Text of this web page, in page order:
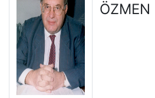
ÖZMEN